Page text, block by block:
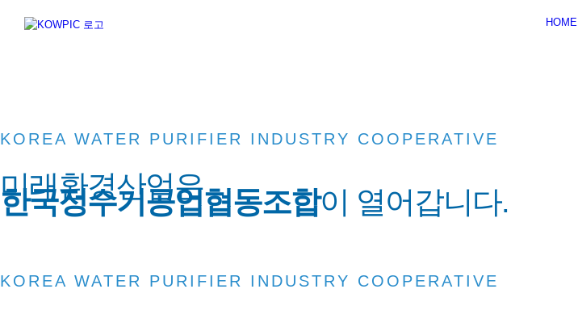
HOME
KOREA WATER PURIFIER INDUSTRY COOPERATIVE
미래환경산업은
한국정수기공업협동조합이 열어갑니다.
KOREA WATER PURIFIER INDUSTRY COOPERATIVE